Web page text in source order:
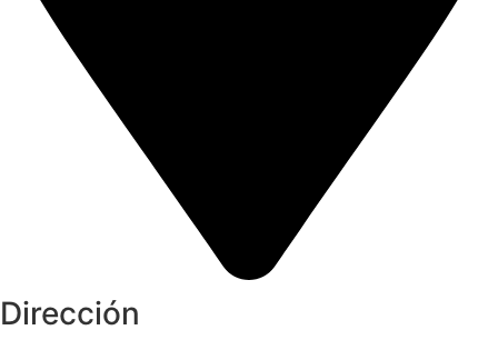
Dirección